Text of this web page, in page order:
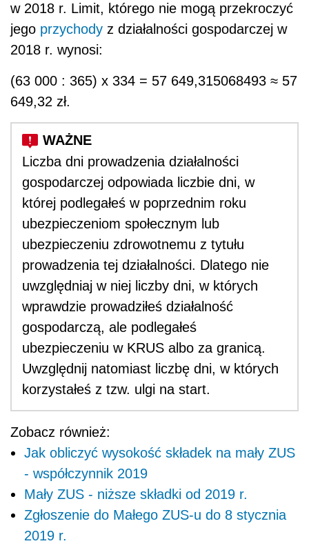
w 2018 r. Limit, którego nie mogą przekroczyć
jego przychody z działalności gospodarczej w
2018 r. wynosi:
(63 000 : 365) x 334 = 57 649,315068493 ≈ 57
649,32 zł.
Liczba dni prowadzenia działalności
gospodarczej odpowiada liczbie dni, w
której podlegałeś w poprzednim roku
ubezpieczeniom społecznym lub
ubezpieczeniu zdrowotnemu z tytułu
prowadzenia tej działalności. Dlatego nie
uwzględniaj w niej liczby dni, w których
wprawdzie prowadziłeś działalność
gospodarczą, ale podlegałeś
ubezpieczeniu w KRUS albo za granicą.
Uwzględnij natomiast liczbę dni, w których
korzystałeś z tzw. ulgi na start.
Zobacz również:
Jak obliczyć wysokość składek na mały ZUS
- współczynnik 2019
Mały ZUS - niższe składki od 2019 r.
Zgłoszenie do Małego ZUS-u do 8 stycznia
2019 r.